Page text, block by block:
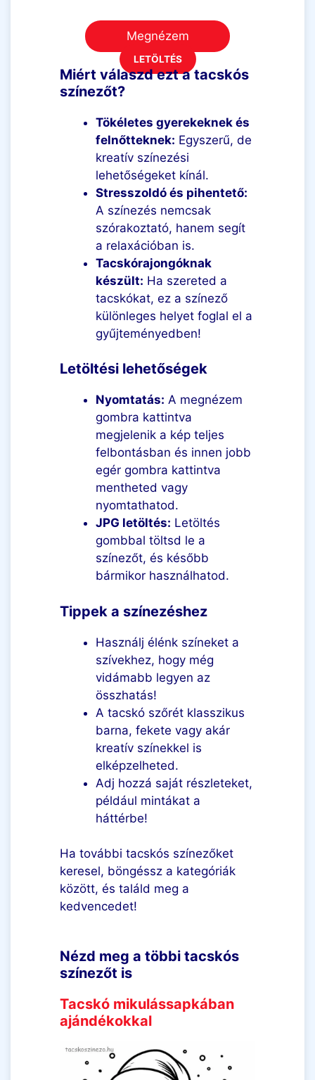
Megnézem
LETÖLTÉS
Miért válaszd ezt a tacskós
színezőt?
Tökéletes gyerekeknek és
felnőtteknek: Egyszerű, de
kreatív színezési
lehetőségeket kínál.
Stresszoldó és pihentető:
A színezés nemcsak
szórakoztató, hanem segít
a relaxációban is.
Tacskórajongóknak
készült: Ha szereted a
tacskókat, ez a színező
különleges helyet foglal el a
gyűjteményedben!
Letöltési lehetőségek
Nyomtatás: A megnézem
gombra kattintva
megjelenik a kép teljes
felbontásban és innen jobb
egér gombra kattintva
mentheted vagy
nyomtathatod.
JPG letöltés: Letöltés
gombbal töltsd le a
színezőt, és később
bármikor használhatod.
Tippek a színezéshez
Használj élénk színeket a
szívekhez, hogy még
vidámabb legyen az
összhatás!
A tacskó szőrét klasszikus
barna, fekete vagy akár
kreatív színekkel is
elképzelheted.
Adj hozzá saját részleteket,
például mintákat a
háttérbe!
Ha további tacskós színezőket
keresel, böngéssz a kategóriák
között, és találd meg a
kedvencedet!
Nézd meg a többi tacskós
színezőt is
Tacskó mikulássapkában
ajándékokkal